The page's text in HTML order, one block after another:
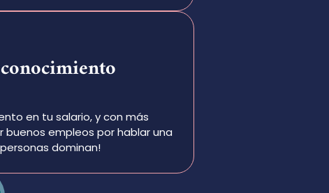
en tu salario, y con más
buenos empleos por hablar una
dominan!